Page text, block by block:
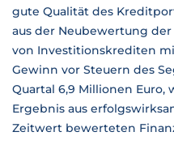
gute Qualität des
aus der Neubewertung
von Investitionskrediten
Gewinn vor Steuern des
Quartal 6,9 Millionen Euro,
Ergebnis aus
Zeitwert bewerteten